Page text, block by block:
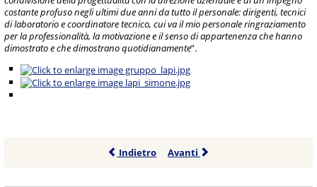
costante profuso negli ultimi due anni da tutto il personale: dirigenti, tecnici
di laboratorio e coordinatore tecnico, cui va il mio personale ringraziamento
per la professionalità, la motivazione e il senso di appartenenza che hanno
dimostrato e che dimostrano quotidianamente”.
Indietro Avanti